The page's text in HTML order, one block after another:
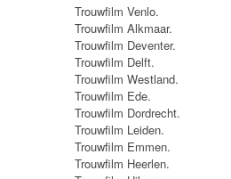
Trouwfilm Venlo.
Trouwfilm Alkmaar.
Trouwfilm Deventer.
Trouwfilm Delft.
Trouwfilm Westland.
Trouwfilm Ede.
Trouwfilm Dordrecht.
Trouwfilm Leiden.
Trouwfilm Emmen.
Trouwfilm Heerlen.